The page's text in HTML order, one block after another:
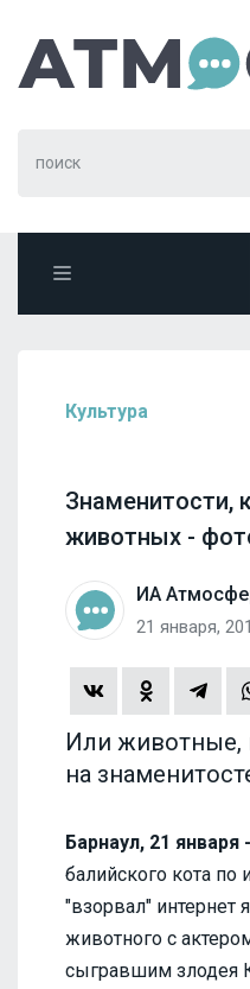
Культура
Знаменитости,
животных -
ИА
21 января,
Или животные,
на
Барнаул, 21
балийского кота
"взорвал"
животного с
сыгравшим злодея